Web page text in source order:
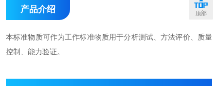
产品介绍
本标准物质可作为工作标准物质用于分析测试、方法评价、质量
控制、能力验证。
顶部